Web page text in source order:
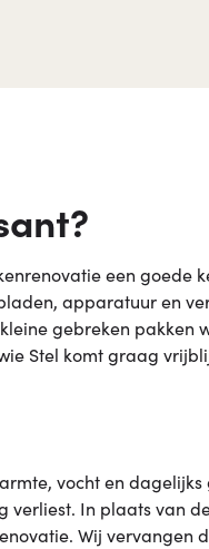
een goede
apparatuur en
gebreken pakken
Stel komt graag
vocht en
In plaats van
Wij vervangen